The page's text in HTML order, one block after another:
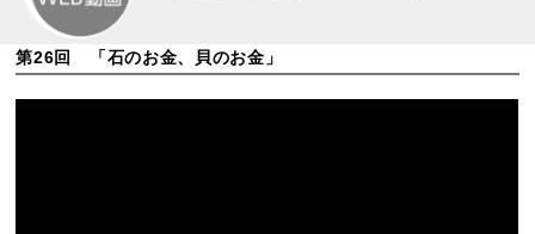
第26回 「石のお金、貝のお金」